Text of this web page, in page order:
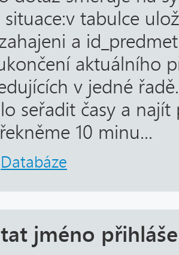
situace:v tabulce
a
aktuálního
v jedné
seřadit časy a
10 minu...
Databáze
jméno